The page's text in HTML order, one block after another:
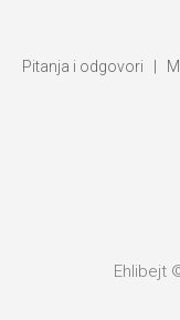
Pitanja i odgovori
Ehlibejt